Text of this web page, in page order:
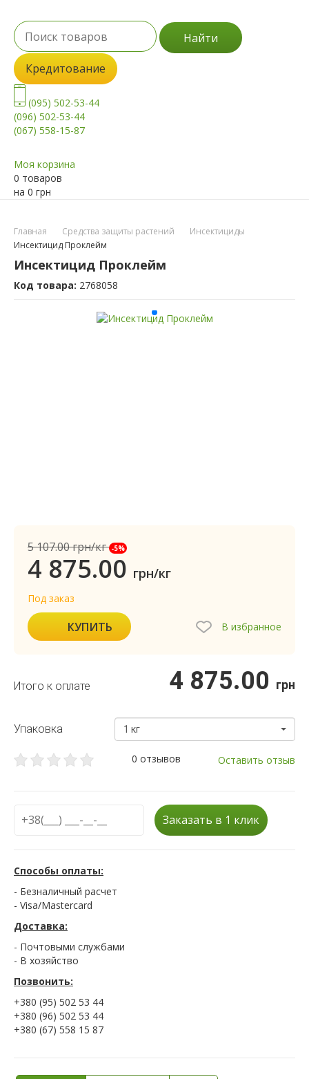
Найти
Кредитование
(095) 502-53-44
(096) 502-53-44
(067) 558-15-87
Моя корзина
0 товаров
на 0 грн
Главная Средства защиты растений
Инсектициды
Инсектицид Проклейм
Инсектицид Проклейм
Код товара: 2768058
5 107.00грн/кг -5%
4 875.00 грн/кг
Под заказ
КУПИТЬ В избранное
Итого к оплате 4 875.00 грн
Упаковка 1 кг
0 отзывов Оставить отзыв
Заказать в 1 клик
Способы оплаты:
- Безналичный расчет
- Visa/Mastercard
Доставка:
- Почтовыми службами
- В хозяйство
Позвонить:
+380 (95) 502 53 44
+380 (96) 502 53 44
+380 (67) 558 15 87